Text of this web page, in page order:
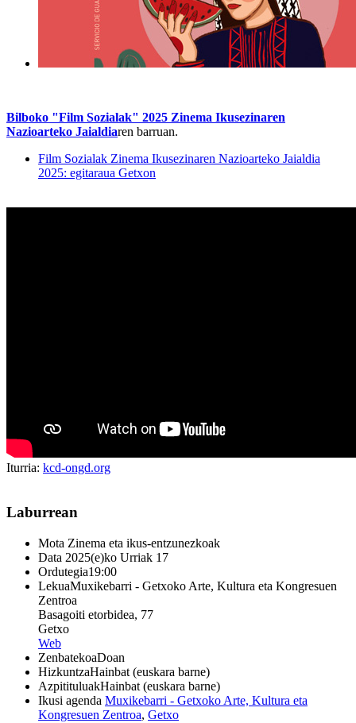
Bilboko "Film Sozialak" 2025 Zinema Ikusezinaren
Nazioarteko Jaialdiaren barruan.
Film Sozialak Zinema Ikusezinaren Nazioarteko Jaialdia
2025: egitaraua Getxon
Iturria: kcd-ongd.org
Laburrean
Mota Zinema eta ikus-entzunezkoak
Data 2025(e)ko Urriak 17
Ordutegia19:00
LekuaMuxikebarri - Getxoko Arte, Kultura eta Kongresuen
Zentroa
Basagoiti etorbidea, 77
Getxo
Web
ZenbatekoaDoan
HizkuntzaHainbat (euskara barne)
AzpitituluakHainbat (euskara barne)
Ikusi agenda Muxikebarri - Getxoko Arte, Kultura eta
Kongresuen Zentroa, Getxo